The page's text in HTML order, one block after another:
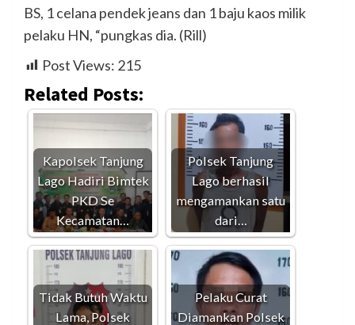
BS, 1 celana pendek jeans dan 1 baju kaos milik
pelaku HN, “pungkas dia. (Rill)
Post Views: 215
Related Posts:
Kapolsek Tanjung
Lago Hadiri Bimtek
PKD Se
Kecamatan…
Polsek Tanjung
Lago berhasil
mengamankan satu
dari…
Tidak Butuh Waktu
Lama, Polsek
Pelaku Curat
Diamankan Polsek